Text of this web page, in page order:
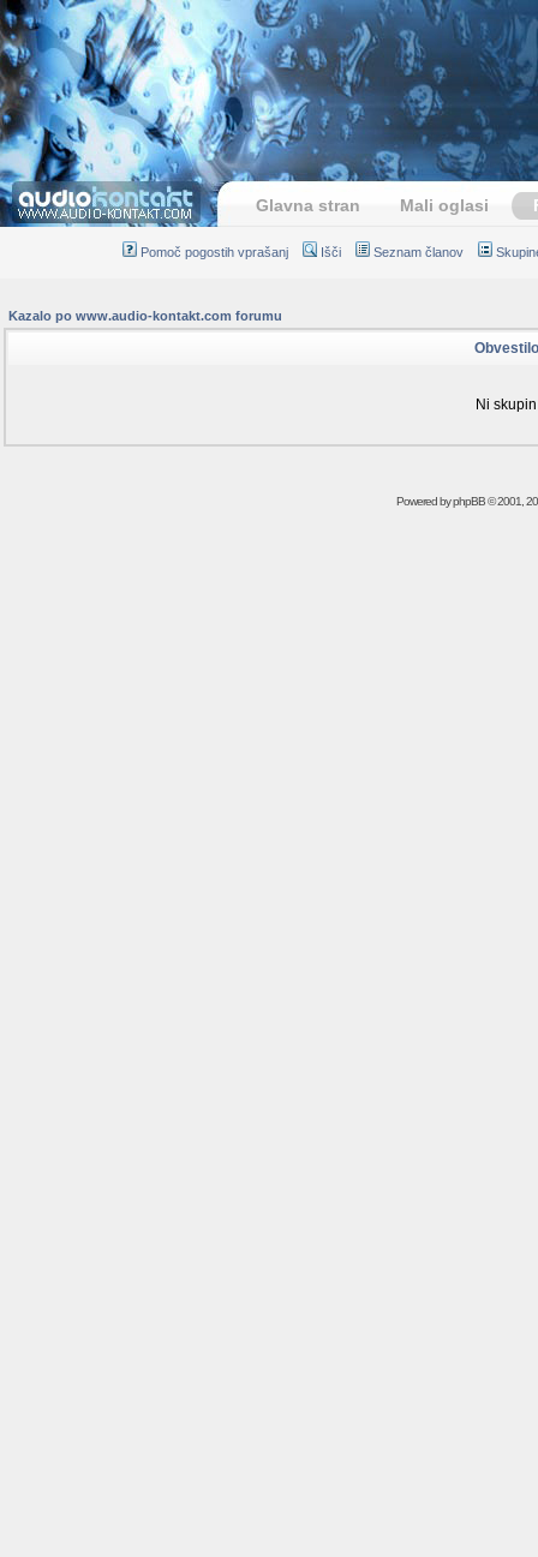
Glavna stran Mali oglasi
Pomoč pogostih vprašanj Išči Seznam članov
Kazalo po www.audio-kontakt.com forumu
Obvestilo
Ni skupin
Powered byphpBB© 2001,